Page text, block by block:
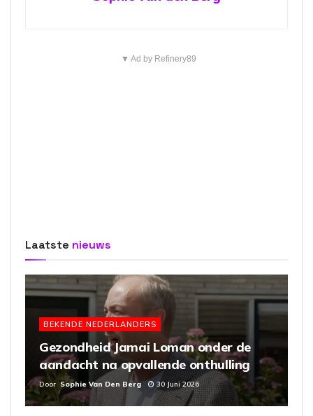
▼ Ad by Refinery89
Laatste nieuws
BEKENDE NEDERLANDERS
Gezondheid Jamai Loman onder de
aandacht na opvallende onthulling
Door Sophie Van Den Berg 30 Juni 2026